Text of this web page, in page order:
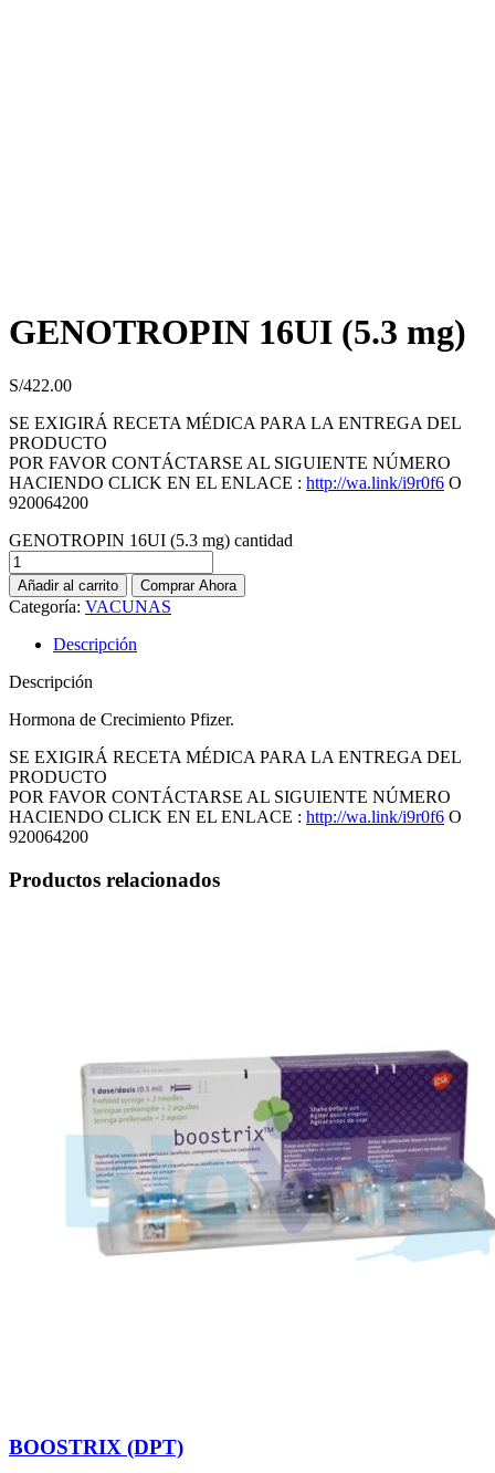
GENOTROPIN 16UI (5.3 mg)
S/422.00
SE EXIGIRÁ RECETA MÉDICA PARA LA ENTREGA DEL
PRODUCTO
POR FAVOR CONTÁCTARSE AL SIGUIENTE NÚMERO
HACIENDO CLICK EN EL ENLACE : http://wa.link/i9r0f6 O
920064200
GENOTROPIN 16UI (5.3 mg) cantidad
Añadir al carrito Comprar Ahora
Categoría: VACUNAS
Descripción
Descripción
Hormona de Crecimiento Pfizer.
SE EXIGIRÁ RECETA MÉDICA PARA LA ENTREGA DEL
PRODUCTO
POR FAVOR CONTÁCTARSE AL SIGUIENTE NÚMERO
HACIENDO CLICK EN EL ENLACE : http://wa.link/i9r0f6 O
920064200
Productos relacionados
BOOSTRIX (DPT)